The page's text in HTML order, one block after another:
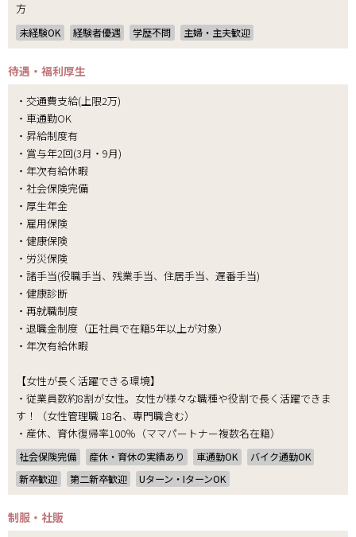
方
未経験OK 経験者優遇 学歴不問 主婦・主夫歓迎
待遇・福利厚生
・交通費支給(上限2万)
・車通勤OK
・昇給制度有
・賞与年2回(3月・9月)
・年次有給休暇
・社会保険完備
・厚生年金
・雇用保険
・健康保険
・労災保険
・諸手当(役職手当、残業手当、住居手当、遅番手当)
・健康診断
・再就職制度
・退職金制度（正社員で在籍5年以上が対象）
・年次有給休暇
【女性が長く活躍できる環境】
・従業員数約8割が女性。女性が様々な職種や役割で長く活躍できま
す！（女性管理職 18名、専門職含む）
・産休、育休復帰率100％（ママパートナー複数名在籍）
社会保険完備 産休・育休の実績あり 車通勤OK
バイク通勤OK
新卒歓迎
第二新卒歓迎 Uターン・IターンOK
制服・社販